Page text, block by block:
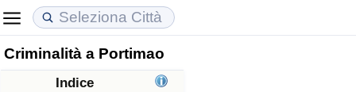
Criminalità a Portimao
Indice
Costo della vita
Prezzi degli immobili
Qualità della Vita